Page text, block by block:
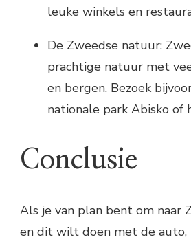
leuke winkels en
De Zweedse natuur:
prachtige natuur met
en bergen. Bezoek
nationale park Abisko of
Conclusie
Als je van plan bent om naar
en dit wilt doen met de auto,